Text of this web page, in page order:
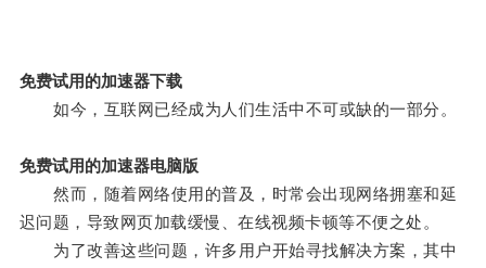
免费试用的加速器下载
如今，互联网已经成为人们生活中不可或缺的一部分。
免费试用的加速器电脑版
然而，随着网络使用的普及，时常会出现网络拥塞和延
迟问题，导致网页加载缓慢、在线视频卡顿等不便之处。
为了改善这些问题，许多用户开始寻找解决方案，其中